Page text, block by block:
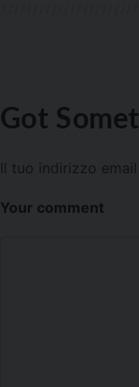
Got
Il tuo indirizzo
Your comment